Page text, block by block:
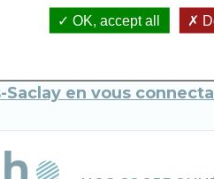
est interdit d’amener
en vous
OK, accept all